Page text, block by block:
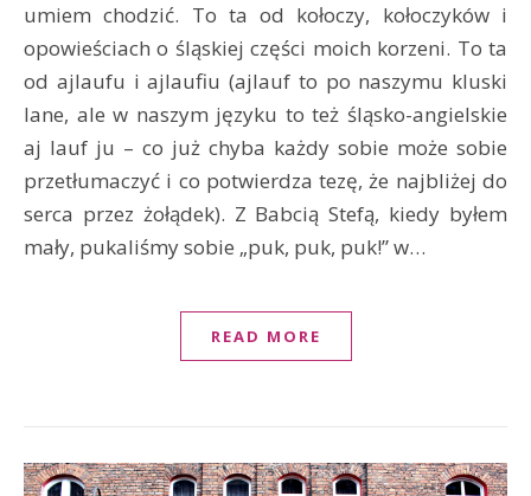
umiem chodzić. To ta od kołoczy, kołoczyków i
opowieściach o śląskiej części moich korzeni. To ta
od ajlaufu i ajlaufiu (ajlauf to po naszymu kluski
lane, ale w naszym języku to też śląsko-angielskie
aj lauf ju – co już chyba każdy sobie może sobie
przetłumaczyć i co potwierdza tezę, że najbliżej do
serca przez żołądek). Z Babcią Stefą, kiedy byłem
mały, pukaliśmy sobie „puk, puk, puk!” w…
READ MORE